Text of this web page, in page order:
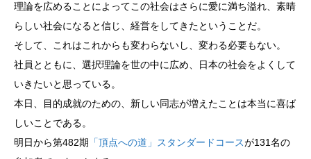
理論を広めることによってこの社会はさらに愛に満ち溢れ、素晴
らしい社会になると信じ、経営をしてきたということだ。
そして、これはこれからも変わらないし、変わる必要もない。
社員とともに、選択理論を世の中に広め、日本の社会をよくして
いきたいと思っている。
本日、目的成就のための、新しい同志が増えたことは本当に喜ば
しいことである。
明日から第482期 「頂点への道」スタンダードコースが131名の